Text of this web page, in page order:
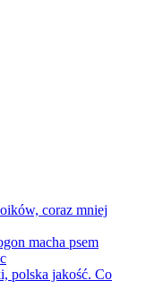
coraz mniej
macha psem
polska jakość. Co